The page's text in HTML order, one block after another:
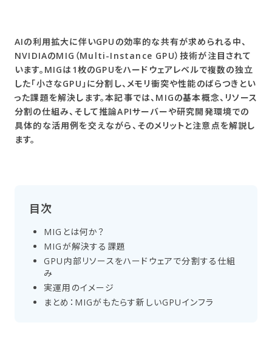
AIの利用拡大に伴いGPUの効率的な共有が求められる中、
NVIDIAのMIG（Multi-Instance GPU）技術が注目されて
います。MIGは1枚のGPUをハードウェアレベルで複数の独立
した「小さなGPU」に分割し、メモリ衝突や性能のばらつきとい
った課題を解決します。本記事では、MIGの基本概念、リソース
分割の仕組み、そして推論APIサーバーや研究開発環境での
具体的な活用例を交えながら、そのメリットと注意点を解説し
ます。
目次
MIGとは​何か？
MIGが​解決する​課題
GPU内部リソースを​ハードウェアで​分割する​仕組
み
実運用の​イメージ
まとめ：MIGが​もたら​す新しい​GPUインフラ